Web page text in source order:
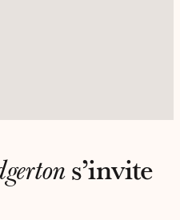
s’invite